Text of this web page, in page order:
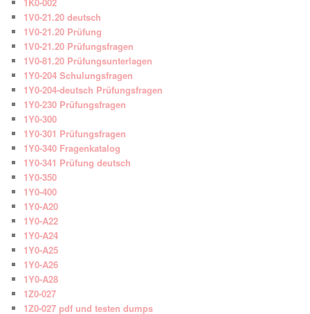
1V0-21.20 deutsch
1V0-21.20 Prüfung
1V0-21.20 Prüfungsfragen
1V0-81.20 Prüfungsunterlagen
1Y0-204 Schulungsfragen
1Y0-204-deutsch Prüfungsfragen
1Y0-230 Prüfungsfragen
1Y0-300
1Y0-301 Prüfungsfragen
1Y0-340 Fragenkatalog
1Y0-341 Prüfung deutsch
1Y0-350
1Y0-400
1Y0-A20
1Y0-A22
1Y0-A24
1Y0-A25
1Y0-A26
1Y0-A28
1Z0-027
1Z0-027 pdf und testen dumps